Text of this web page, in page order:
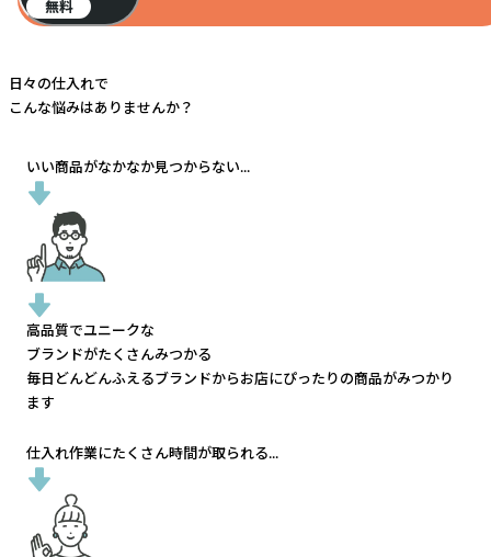
無料
日々の仕入れで
こんな悩みはありませんか？
いい商品がなかなか見つからない...
高品質でユニークな
ブランドがたくさんみつかる
毎日どんどんふえるブランドからお店にぴったりの商品がみつかり
ます
仕入れ作業にたくさん時間が取られる...